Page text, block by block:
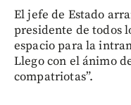
El jefe de Estado
presidente de todos
espacio para la
Llego con el ánimo
compatriotas”.